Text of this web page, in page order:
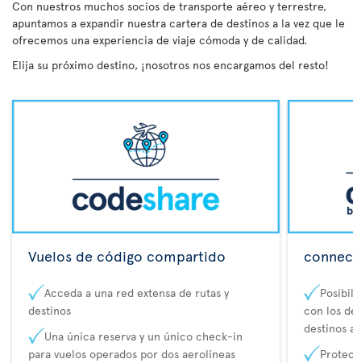
Con nuestros muchos socios de transporte aéreo y terrestre,
apuntamos a expandir nuestra cartera de destinos a la vez que le
ofrecemos una experiencia de viaje cómoda y de calidad.
Elija su próximo destino, ¡nosotros nos encargamos del resto!
Vuelos de código compartido
Acceda a una red extensa de rutas y
destinos
Una única reserva y un único check-in
para vuelos operados por dos aerolíneas
con los de
destinos